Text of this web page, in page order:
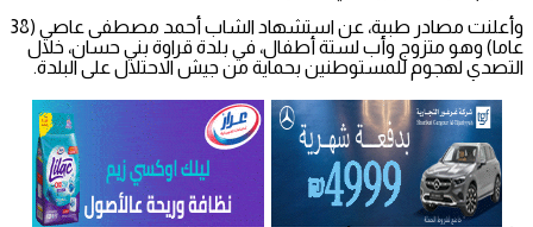
وأعلنت مصادر طبية، عن استشهاد الشاب أحمد مصطفى عاصي (38
عاما) وهو متزوج وأب لستة أطفال، في بلدة قراوة بني حسان، خلال
التصدي لهجوم للمستوطنين بحماية من جيش الاحتلال على البلدة.